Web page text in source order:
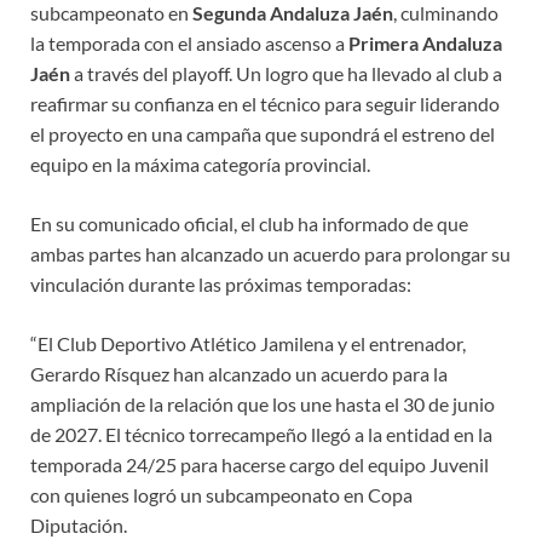
subcampeonato en Segunda Andaluza Jaén, culminando
la temporada con el ansiado ascenso a Primera Andaluza
Jaéna través del playoff. Un logro que ha llevado al club a
reafirmar su confianza en el técnico para seguir liderando
el proyecto en una campaña que supondrá el estreno del
equipo en la máxima categoría provincial.
En su comunicado oficial, el club ha informado de que
ambas partes han alcanzado un acuerdo para prolongar su
vinculación durante las próximas temporadas:
“El Club Deportivo Atlético Jamilena y el entrenador,
Gerardo Rísquez han alcanzado un acuerdo para la
ampliación de la relación que los une hasta el 30 de junio
de 2027. El técnico torrecampeño llegó a la entidad en la
temporada 24/25 para hacerse cargo del equipo Juvenil
con quienes logró un subcampeonato en Copa
Diputación.